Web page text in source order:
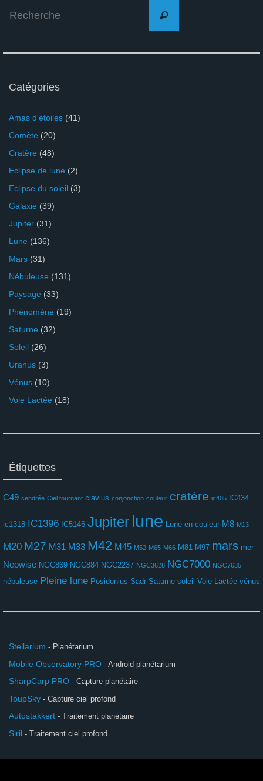
Recherche
Catégories
Amas d'étoiles (41)
Comète (20)
Cratère (48)
Eclipse de lune (2)
Eclipse du soleil (3)
Galaxie (39)
Jupiter (31)
Lune (136)
Mars (31)
Nébuleuse (131)
Paysage (33)
Phénomène (19)
Saturne (32)
Soleil (26)
Uranus (3)
Vénus (10)
Voie Lactée (18)
Étiquettes
C49 cendrée Ciel tournant clavius conjonction couleur cratère ic405 IC434
ic1318 IC1396 IC5146 Jupiter lune Lune en couleur M8 M13
M20 M27 M31 M33 M42 M45 M52 M65 M66 M81 M97 mars mer
Neowise NGC869 NGC884 NGC2237 NGC3628 NGC7000 NGC7635
nébuleuse Pleine lune Posidonius Sadr Saturne soleil Voie Lactée vénus
Stellarium - Planétarium
Mobile Observatory PRO - Android planétarium
SharpCarp PRO - Capture planétaire
ToupSky - Capture ciel profond
Autostakkert - Traitement planétaire
Siril - Traitement ciel profond